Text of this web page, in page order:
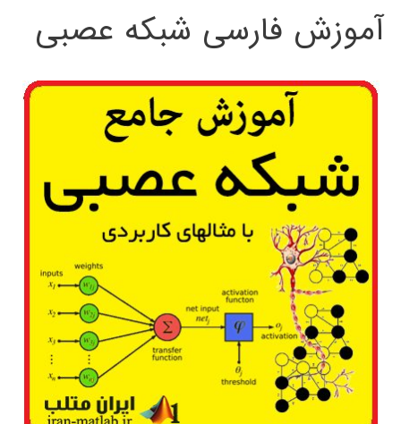
آموزش فارسی شبکه عصبی